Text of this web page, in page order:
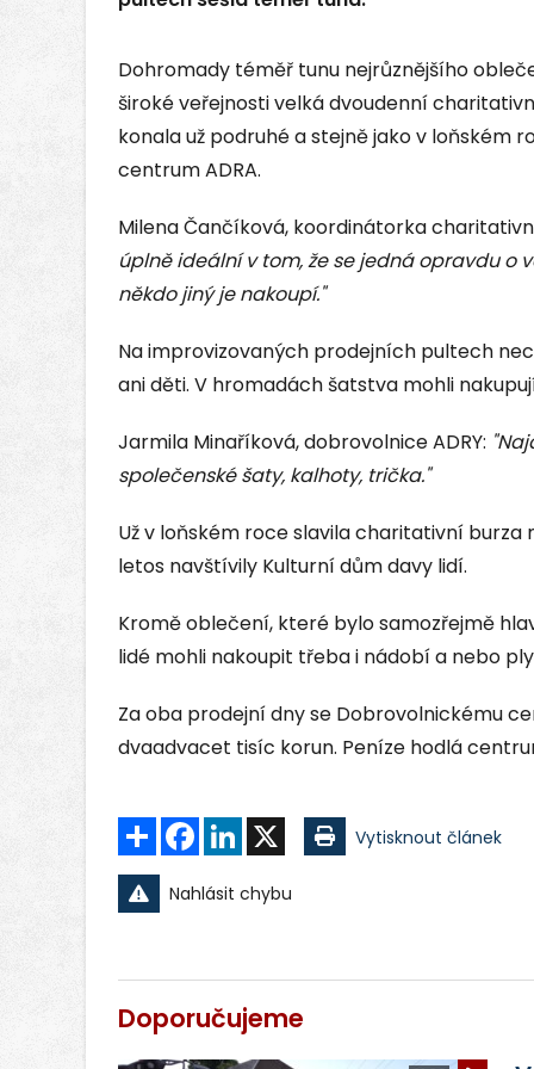
Dohromady téměř tunu nejrůznějšího
široké veřejnosti velká dvoudenní
konala už podruhé a stejně jako v loňském
centrum ADRA.
Milena Čančíková, koordinátorka
úplně ideální v tom, že se jedná opravdu o
někdo jiný je nakoupí."
Na improvizovaných prodejních pultech
ani děti. V hromadách šatstva mohli
Jarmila Minaříková, dobrovolnice ADRY:
společenské šaty, kalhoty, trička."
Už v loňském roce slavila charitativní
letos navštívily Kulturní dům davy lidí.
Kromě oblečení, které bylo samozřejmě
lidé mohli nakoupit třeba i nádobí a nebo
Za oba prodejní dny se Dobrovolnickému
dvaadvacet tisíc korun. Peníze hodlá
Sdílet FacebookLinkedIn Vytisknout článek
Nahlásit chybu
Doporučujeme